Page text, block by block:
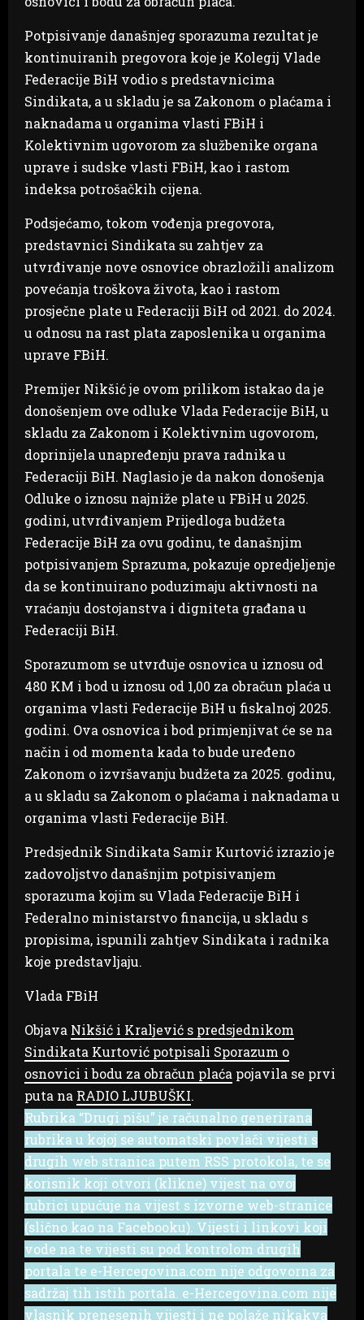
Potpisivanje današnjeg sporazuma rezultat je
kontinuiranih pregovora koje je Kolegij Vlade
Federacije BiH vodio s predstavnicima
Sindikata, a u skladu je sa Zakonom o plaćama i
naknadama u organima vlasti FBiH i
Kolektivnim ugovorom za službenike organa
uprave i sudske vlasti FBiH, kao i rastom
indeksa potrošačkih cijena.
Podsjećamo, tokom vođenja pregovora,
predstavnici Sindikata su zahtjev za
utvrđivanje nove osnovice obrazložili analizom
povećanja troškova života, kao i rastom
prosječne plate u Federaciji BiH od 2021. do 2024.
u odnosu na rast plata zaposlenika u organima
uprave FBiH.
Premijer Nikšić je ovom prilikom istakao da je
donošenjem ove odluke Vlada Federacije BiH, u
skladu za Zakonom i Kolektivnim ugovorom,
doprinijela unapređenju prava radnika u
Federaciji BiH. Naglasio je da nakon donošenja
Odluke o iznosu najniže plate u FBiH u 2025.
godini, utvrđivanjem Prijedloga budžeta
Federacije BiH za ovu godinu, te današnjim
potpisivanjem Sprazuma, pokazuje opredjeljenje
da se kontinuirano poduzimaju aktivnosti na
vraćanju dostojanstva i digniteta građana u
Federaciji BiH.
Sporazumom se utvrđuje osnovica u iznosu od
480 KM i bod u iznosu od 1,00 za obračun plaća u
organima vlasti Federacije BiH u fiskalnoj 2025.
godini. Ova osnovica i bod primjenjivat će se na
način i od momenta kada to bude uređeno
Zakonom o izvršavanju budžeta za 2025. godinu,
a u skladu sa Zakonom o plaćama i naknadama u
organima vlasti Federacije BiH.
Predsjednik Sindikata Samir Kurtović izrazio je
zadovoljstvo današnjim potpisivanjem
sporazuma kojim su Vlada Federacije BiH i
Federalno ministarstvo financija, u skladu s
propisima, ispunili zahtjev Sindikata i radnika
koje predstavljaju.
Vlada FBiH
Objava Nikšić i Kraljević s predsjednikom
Sindikata Kurtović potpisali Sporazum o
osnovici i bodu za obračun plaća pojavila se prvi
puta na RADIO LJUBUŠKI.
Rubrika “Drugi pišu” je računalno generirana
rubrika u kojoj se automatski povlači vijesti s
drugih web stranica putem RSS protokola, te se
korisnik koji otvori (klikne) vijest na ovoj
rubrici upućuje na vijest s izvorne web-stranice
(slično kao na Facebooku). Vijesti i linkovi koji
vode na te vijesti su pod kontrolom drugih
portala te e-Hercegovina.com nije odgovorna za
sadržaj tih istih portala. e-Hercegovina.com nije
vlasnik prenesenih vijesti i ne polaže nikakva